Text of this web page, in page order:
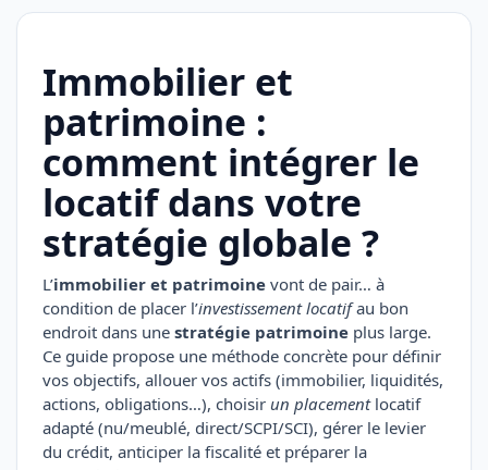
Immobilier et
patrimoine :
comment intégrer le
locatif dans votre
stratégie globale ?
L’immobilier et patrimoinevont de pair… à
condition de placer l’investissement locatifau bon
endroit dans une stratégie patrimoineplus large.
Ce guide propose une méthode concrète pour définir
vos objectifs, allouer vos actifs (immobilier, liquidités,
actions, obligations…), choisir un placementlocatif
adapté (nu/meublé, direct/SCPI/SCI), gérer le levier
du crédit, anticiper la fiscalité et préparer la